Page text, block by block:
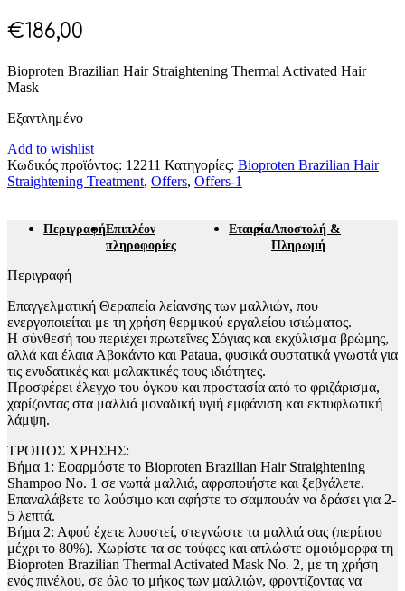
€186,00
Bioproten Brazilian Hair Straightening Thermal Activated Hair
Mask
Εξαντλημένο
Add to wishlist
Κωδικός προϊόντος: 12211 Κατηγορίες: Bioproten Brazilian Hair
Straightening Treatment, Offers, Offers-1
ΠεριγραφήΕπιπλέον
πληροφορίες
ΕταιρίαΑποστολή &
Πληρωμή
Περιγραφή
Επαγγελματική Θεραπεία λείανσης των μαλλιών, που
ενεργοποιείται με τη χρήση θερμικού εργαλείου ισιώματος.
Η σύνθεσή του περιέχει πρωτεΐνες Σόγιας και εκχύλισμα βρώμης,
αλλά και έλαια Αβοκάντο και Pataua, φυσικά συστατικά γνωστά για
τις ενυδατικές και μαλακτικές τους ιδιότητες.
Προσφέρει έλεγχο του όγκου και προστασία από το φριζάρισμα,
χαρίζοντας στα μαλλιά μοναδική υγιή εμφάνιση και εκτυφλωτική
λάμψη.
ΤΡΟΠΟΣ ΧΡΗΣΗΣ:
Βήμα 1: Εφαρμόστε το Bioproten Brazilian Hair Straightening
Shampoo No. 1 σε νωπά μαλλιά, αφροποιήστε και ξεβγάλετε.
Επαναλάβετε το λούσιμο και αφήστε το σαμπουάν να δράσει για 2-
5 λεπτά.
Βήμα 2: Αφού έχετε λουστεί, στεγνώστε τα μαλλιά σας (περίπου
μέχρι το 80%). Χωρίστε τα σε τούφες και απλώστε ομοιόμορφα τη
Bioproten Brazilian Thermal Activated Mask Nο. 2, με τη χρήση
ενός πινέλου, σε όλο το μήκος των μαλλιών, φροντίζοντας να